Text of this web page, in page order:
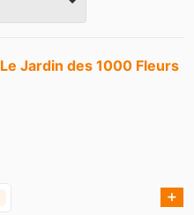
Le Jardin des 1000 Fleurs
➕